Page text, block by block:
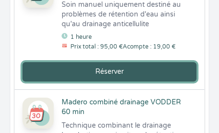
1 heure
Prix total : 95,00 €Acompte : 19,00 €
Soin manuel uniquement destiné au
problèmes de rétention d'eau ainsi
qu'au drainage anticellulite
Réserver
Madero combiné drainage VODDER
60 min
Technique combinant le drainage